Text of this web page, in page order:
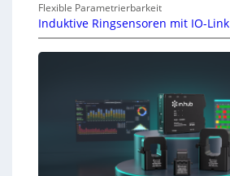
Flexible Parametrierbarkeit
Induktive Ringsensoren mit IO-Link